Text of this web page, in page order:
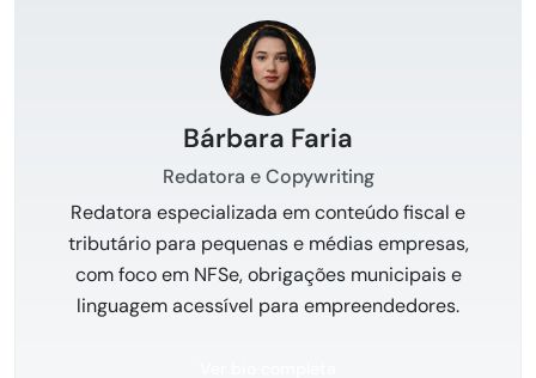
Bárbara Faria
Redatora e Copywriting
Redatora especializada em conteúdo fiscal e
tributário para pequenas e médias empresas,
com foco em NFSe, obrigações municipais e
linguagem acessível para empreendedores.